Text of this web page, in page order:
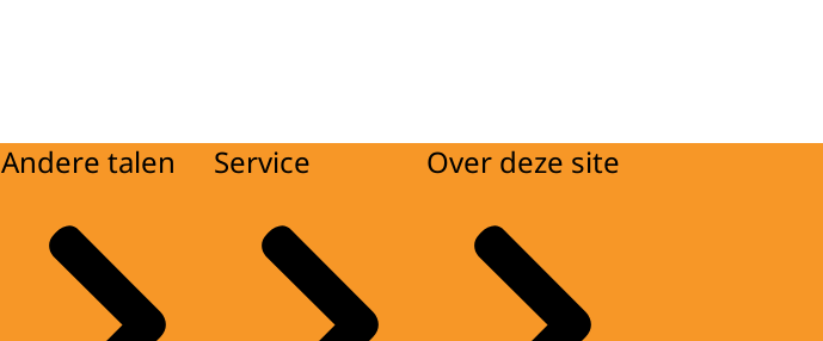
Andere talen Service Over deze site